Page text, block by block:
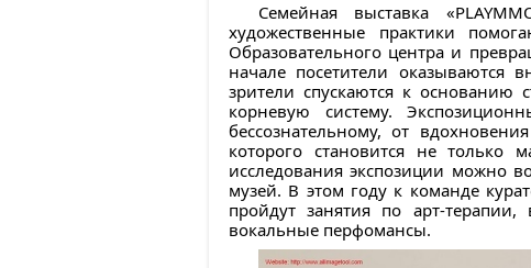
Семейная выставка
художественные практики
Образовательного центра и
начале посетители оказываются
зрители спускаются к
корневую систему.
бессознательному, от
которого становится не только
исследования экспозиции можно
музей. В этом году к команде
пройдут занятия по арт-
вокальные перфомансы.